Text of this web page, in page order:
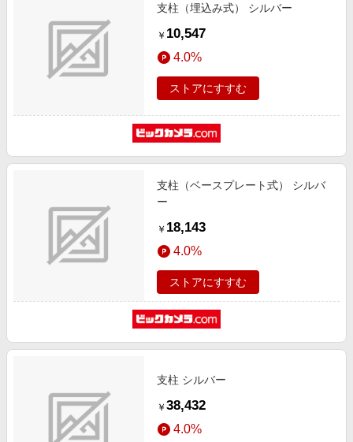
支柱（埋込み式） シルバー
￥ 10,547
4.0%
ストアにすすむ
支柱（ベースプレート式） シルバ
ー
￥ 18,143
4.0%
ストアにすすむ
支柱 シルバー
￥ 38,432
4.0%